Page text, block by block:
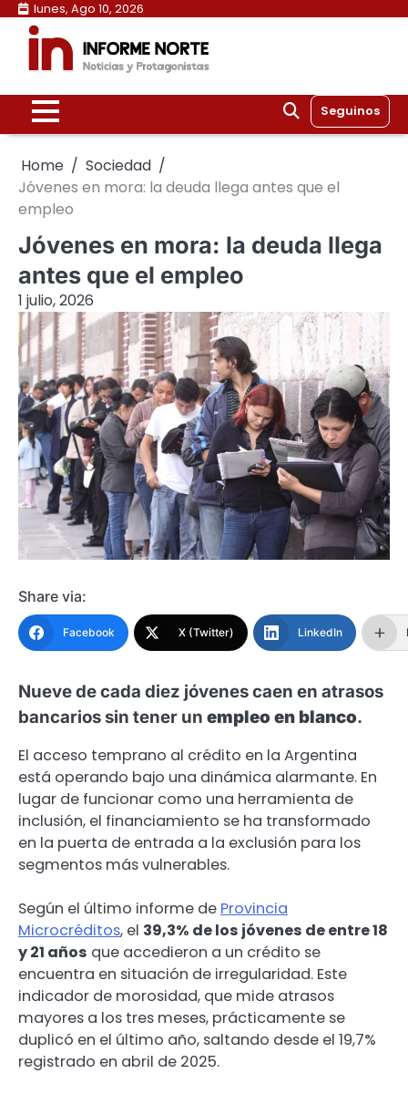
Skip
content
lunes, Ago 10, 2026
Seguinos
Home
Sociedad
Jóvenes en mora: la deuda llega antes que el
empleo
Jóvenes en mora: la deuda llega
antes que el empleo
1 julio, 2026
Share via:
Facebook X (Twitter) LinkedIn
Nueve de cada diez jóvenes caen en atrasos
bancarios sin tener un empleo en blanco.
El acceso temprano al crédito en la Argentina
está operando bajo una dinámica alarmante. En
lugar de funcionar como una herramienta de
inclusión, el financiamiento se ha transformado
en la puerta de entrada a la exclusión para los
segmentos más vulnerables.
Según el último informe de Provincia
Microcréditos, el 39,3% de los jóvenes de entre 18
y 21 años que accedieron a un crédito se
encuentra en situación de irregularidad. Este
indicador de morosidad, que mide atrasos
mayores a los tres meses, prácticamente se
duplicó en el último año, saltando desde el 19,7%
registrado en abril de 2025.